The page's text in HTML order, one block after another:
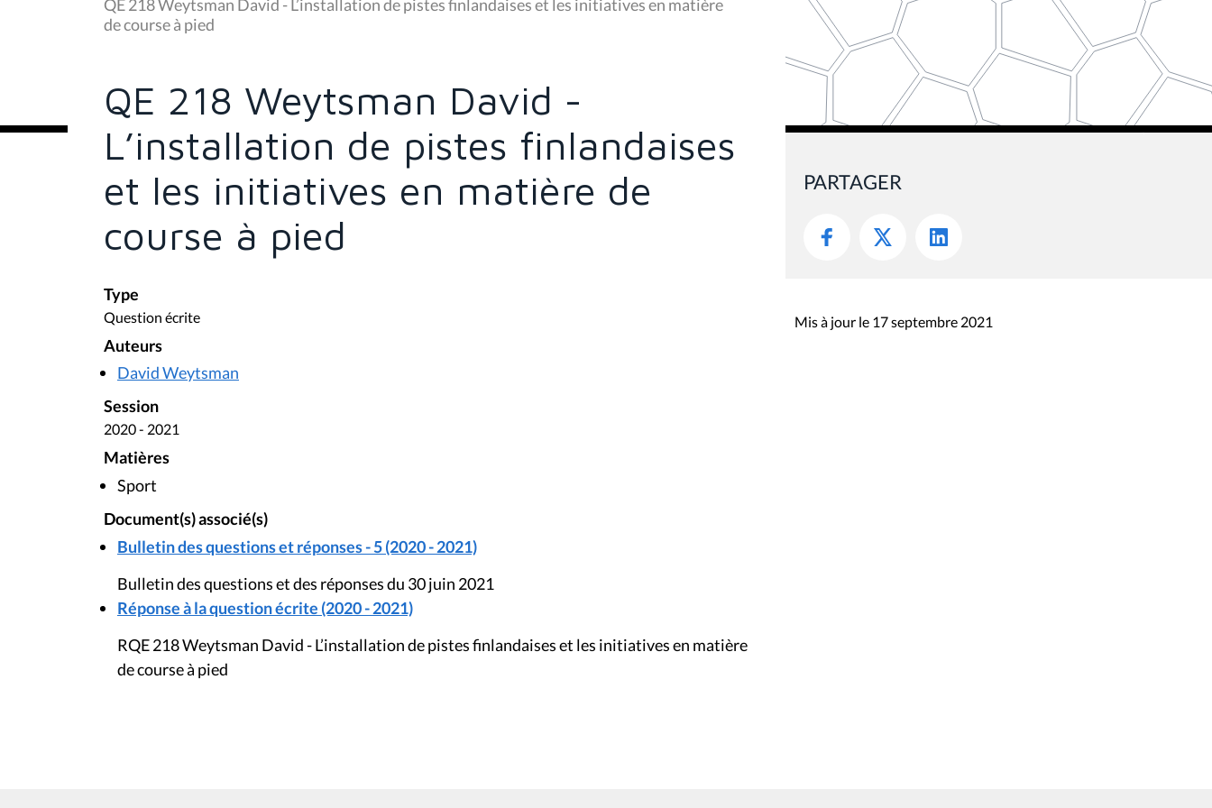
s
ê
c
QE 218 Weytsman David - L’installation de pistes finlandaises et les initiatives en matière
de course à pied
QE 218 Weytsman David -
L’installation de pistes finlandaises
et les initiatives en matière de
course à pied
Type
Question écrite
Auteurs
David Weytsman
Session
2020 - 2021
Matières
Sport
Document(s) associé(s)
Bulletin des questions et réponses - 5 (2020 - 2021)
Bulletin des questions et des réponses du 30 juin 2021
Réponse à la question écrite (2020 - 2021)
RQE 218 Weytsman David - L’installation de pistes finlandaises et les initiatives en matière
de course à pied
PARTAGER
Mis à jour le 17 septembre 2021